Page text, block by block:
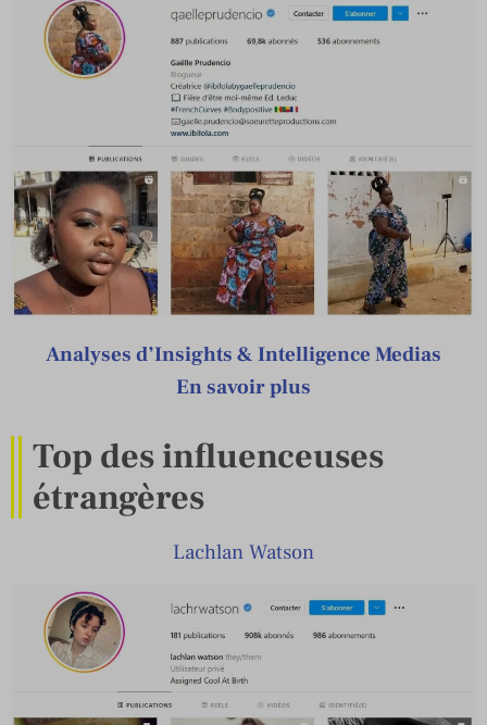
Analyses d’Insights & Intelligence Medias
En savoir plus
Top des influenceuses
étrangères
Lachlan Watson